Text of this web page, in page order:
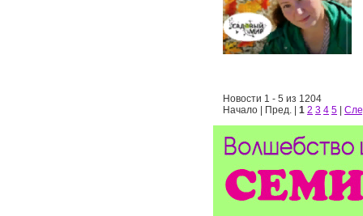
Новости 1 - 5 из 1204
Начало | Пред. | 1 2 3 4 5